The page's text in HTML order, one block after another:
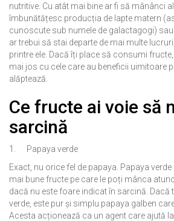
nutritive. Cu atât mai bine ar fi să mânânci
îmbunătățesc producția de lapte matern
cunoscute sub numele de galactagogi)
ar trebui să stai departe de mai multe
printre ele. Dacă îți place să consumi
mai jos cu cele care au beneficii uimitoare
alăptează.
Ce fructe ai voie să
sarcină
1. Papaya verde
Exact, nu orice fel de papaya. Papaya
mai bune fructe pe care le poți mânca
dacă nu este foare indicat în sarcină. Dacă
verde, este pur și simplu papaya galben
Acesta acționează ca un agent care ajută